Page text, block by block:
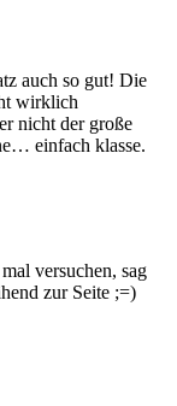
auch so gut! Die
wirklich
nicht der große
einfach klasse.
versuchen, sag
zur Seite ;=)